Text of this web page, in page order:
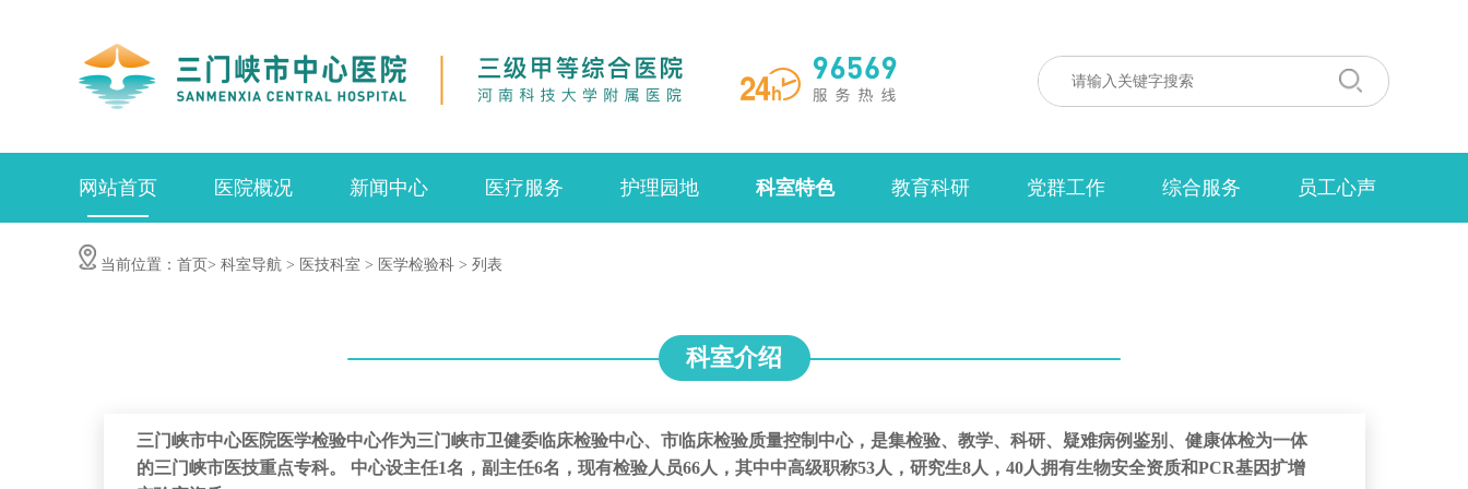
网站首页 医院概况 新闻中心 医疗服务 护理园地 科室特色 教育科研 党群工作 综合服务 员工心声
当前位置： 首页> 科室导航 > 医技科室 > 医学检验科 > 列表
科室介绍
三门峡市中心医院医学检验中心作为三门峡市卫健委临床检验中心、市临床检验质量控制中心，是集检验、教学、科研、疑难病例鉴别、健康体检为一体
的三门峡市医技重点专科。 中心设主任1名，副主任6名，现有检验人员66人，其中中高级职称53人，研究生8人，40人拥有生物安全资质和PCR基因扩增